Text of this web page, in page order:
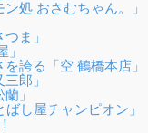
処 おさむちゃん。」
ま」
誇る「空 鶴橋本店」
郎」
」
し屋チャンピオン」